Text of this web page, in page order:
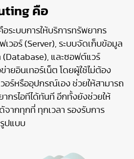
คือ
ระบบการให้บริการทรัพยากร
เวอร์ (Server), ระบบจัดเก็บข้อมูล
และซอฟต์แวร์
ายอินเทอร์เน็ต โดยผู้ใช้ไม่ต้อง
อร์หรืออุปกรณ์เอง ช่วยให้สามารถ
ากรไอทีได้ทันที อีกทั้งยังช่วยให้
จากทุกที่ ทุกเวลา รองรับการ
ปแบบ